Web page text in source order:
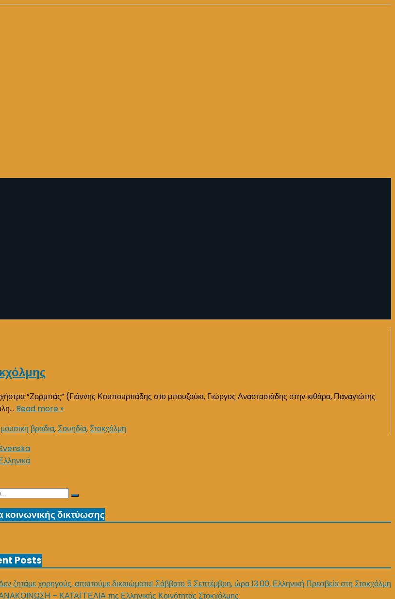
”Ζορμπάς” (Γιάννης Κουπουρτιάδης στο μπουζούκι, Γιώργος Αναστασιάδης στην κιθάρα, Παναγιώτης
Read more »
μουσικη βραδια,Σουηδία,Στοκχόλμη
Search
κοινωνικής δικτύωσης
Posts
ζητάμε χορηγούς, απαιτούμε δικαιώματα! Σάββατο 5 Σεπτέμβρη, ώρα 13.00, Ελληνική Πρεσβεία στη Στοκχόλμη
– ΚΑΤΑΓΓΕΛΙΑ της Ελληνικής Κοινότητας Στοκχόλμης